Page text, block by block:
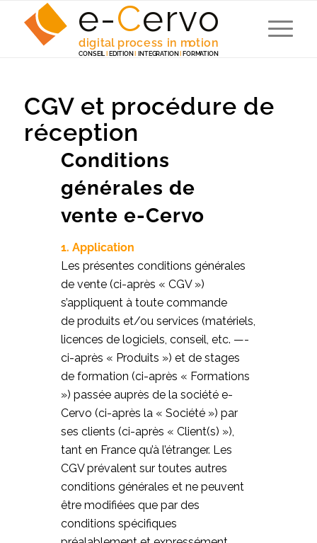
e-Cervo
digital process in motion
CONSEIL EDITION INTEGRATION FORMATION
CGV et procédure de
réception
Conditions
générales de
vente e-Cervo
1. Application
Les présentes conditions générales
de vente (ci-après « CGV »)
s’appliquent à toute commande
de produits et/ou services (matériels,
licences de logiciels, conseil, etc. —-
ci-après « Produits ») et de stages
de formation (ci-après « Formations
») passée auprès de la société e-
Cervo (ci-après la « Société ») par
ses clients (ci-après « Client(s) »),
tant en France qu’à l’étranger. Les
CGV prévalent sur toutes autres
conditions générales et ne peuvent
être modifiées que par des
conditions spécifiques